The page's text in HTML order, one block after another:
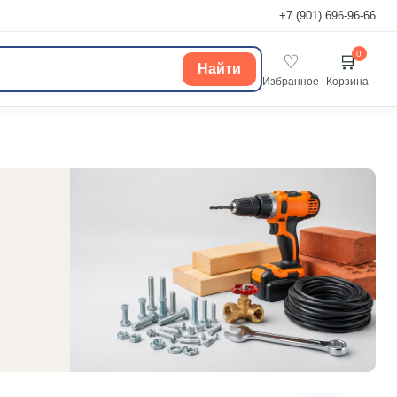
+7 (901) 696-96-66
Найти ♡
Избранное
🛒0
Корзина